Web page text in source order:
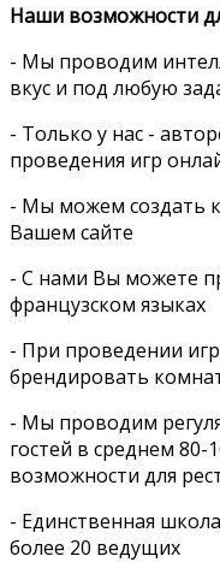
Наши возможности
- Мы проводим
вкус и под любую
- Только у нас -
проведения игр
- Мы можем создать
Вашем сайте
- С нами Вы можете
французском языках
- При проведении
брендировать
- Мы проводим
гостей в среднем 80-
возможности для
- Единственная
более 20 ведущих